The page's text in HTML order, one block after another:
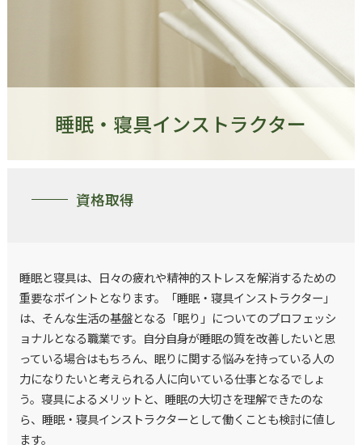
睡眠・寝具インストラクター
資格取得
睡眠と寝具は、日々の疲れや精神的ストレスを解消するための
重要なポイントとなります。「睡眠・寝具インストラクター」
は、そんな生活の基盤となる「眠り」についてのプロフェッシ
ョナルとなる職業です。自分自身が睡眠の質を改善したいと思
っている場合はもちろん、眠りに関する悩みを持っている人の
力になりたいと考えられる人に向いている仕事となるでしょ
う。寝具によるメリットと、睡眠の大切さを理解できたのな
ら、睡眠・寝具インストラクターとして働くことも検討に値し
ます。